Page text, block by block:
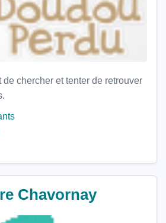
de chercher et tenter de retrouver
Chavornay